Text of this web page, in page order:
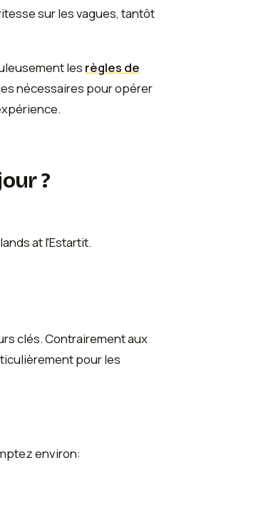
sur les vagues, tantôt
les règles de
nécessaires pour opérer
?
clés. Contrairement aux
pour les
environ: